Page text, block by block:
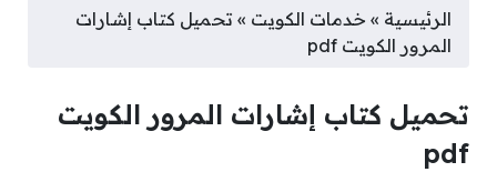
الرئيسية » خدمات الكويت » تحميل كتاب إشارات
المرور الكويت pdf
تحميل كتاب إشارات المرور الكويت
pdf